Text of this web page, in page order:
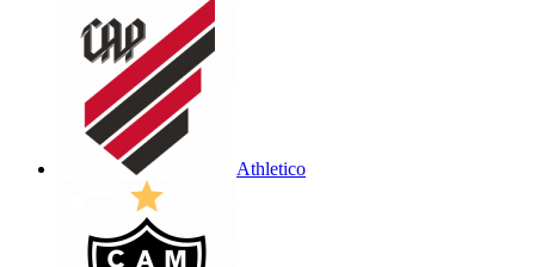
Athletico